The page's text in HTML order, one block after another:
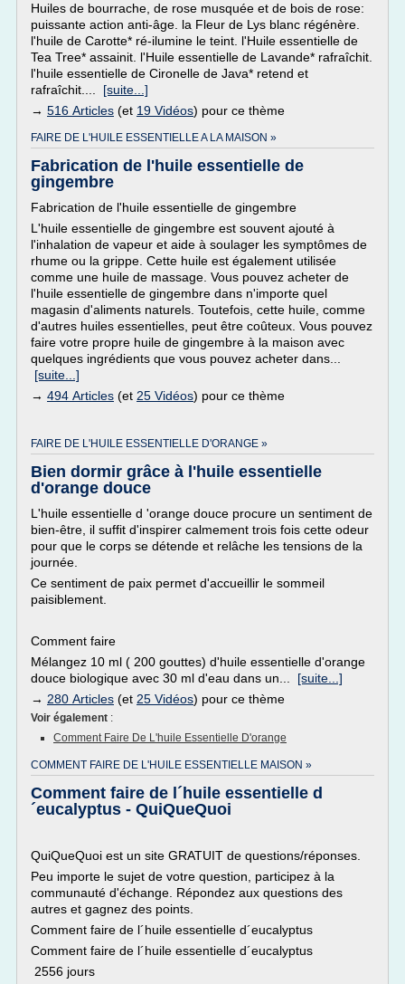
Huiles de bourrache, de rose musquée et de bois de rose:
puissante action anti-âge. la Fleur de Lys blanc régénère.
l'huile de Carotte* ré-ilumine le teint. l'Huile essentielle de
Tea Tree* assainit. l'Huile essentielle de Lavande* rafraîchit.
l'huile essentielle de Cironelle de Java* retend et
rafraîchit.... [suite...]
→ 516 Articles (et 19 Vidéos) pour ce thème
FAIRE DE L'HUILE ESSENTIELLE A LA MAISON »
Fabrication de l'huile essentielle de
gingembre
Fabrication de l'huile essentielle de gingembre
L'huile essentielle de gingembre est souvent ajouté à
l'inhalation de vapeur et aide à soulager les symptômes de
rhume ou la grippe. Cette huile est également utilisée
comme une huile de massage. Vous pouvez acheter de
l'huile essentielle de gingembre dans n'importe quel
magasin d'aliments naturels. Toutefois, cette huile, comme
d'autres huiles essentielles, peut être coûteux. Vous pouvez
faire votre propre huile de gingembre à la maison avec
quelques ingrédients que vous pouvez acheter dans...
[suite...]
→ 494 Articles (et 25 Vidéos) pour ce thème
FAIRE DE L'HUILE ESSENTIELLE D'ORANGE »
Bien dormir grâce à l'huile essentielle
d'orange douce
L'huile essentielle d 'orange douce procure un sentiment de
bien-être, il suffit d'inspirer calmement trois fois cette odeur
pour que le corps se détende et relâche les tensions de la
journée.
Ce sentiment de paix permet d'accueillir le sommeil
paisiblement.
Comment faire
Mélangez 10 ml ( 200 gouttes) d'huile essentielle d'orange
douce biologique avec 30 ml d'eau dans un... [suite...]
→ 280 Articles (et 25 Vidéos) pour ce thème
Voir également :
Comment Faire De L'huile Essentielle D'orange
COMMENT FAIRE DE L'HUILE ESSENTIELLE MAISON »
Comment faire de l´huile essentielle d
´eucalyptus - QuiQueQuoi
QuiQueQuoi est un site GRATUIT de questions/réponses.
Peu importe le sujet de votre question, participez à la
communauté d'échange. Répondez aux questions des
autres et gagnez des points.
Comment faire de l´huile essentielle d´eucalyptus
Comment faire de l´huile essentielle d´eucalyptus
2556 jours